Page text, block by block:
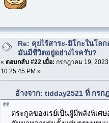
Re: คุยไร้สาระ-มิโกะในโลก
มันมีชีวิตอยู่อย่างไรครับ?
« ตอบกลับ #22 เมื่อ: กรกฎาคม 19,
10:25:45 PM »
อ้างจาก: tidday2521 ที่ กรก
ตระกูลของเรย์เป็นผู้มีพลังพิเศ